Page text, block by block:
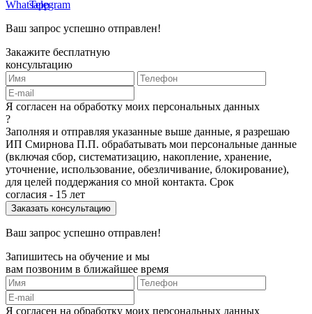
Ваш запрос успешно отправлен!
Закажите бесплатную
консультацию
Я согласен на обработку моих персональных данных
?
Заполняя и отправляя указанные выше данные, я разрешаю
ИП Смирнова П.П. обрабатывать мои персональные данные
(включая сбор, систематизацию, накопление, хранение,
уточнение, использование, обезличивание, блокирование),
для целей поддержания со мной контакта. Срок
согласия - 15 лет
Ваш запрос успешно отправлен!
Запишитесь на обучение и мы
вам позвоним в ближайшее время
Я согласен на обработку моих персональных данных